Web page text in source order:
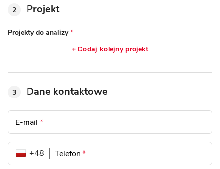
2 Projekt
Projekty do analizy *
+ Dodaj kolejny projekt
3 Dane kontaktowe
E-mail *
Telefon *
+48